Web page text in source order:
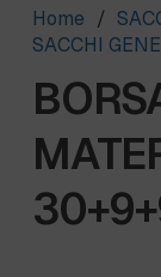
Home /
SACCHI